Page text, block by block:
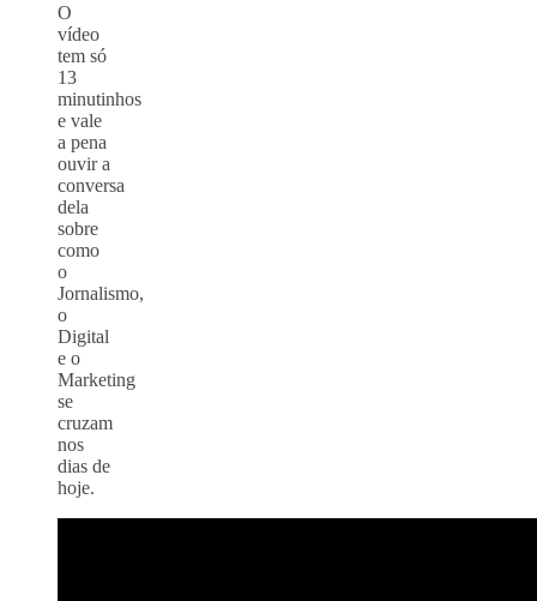
O
vídeo
tem só
13
minutinhos
e vale
a pena
ouvir a
conversa
dela
sobre
como
o
Jornalismo,
o
Digital
e o
Marketing
se
cruzam
nos
dias de
hoje.